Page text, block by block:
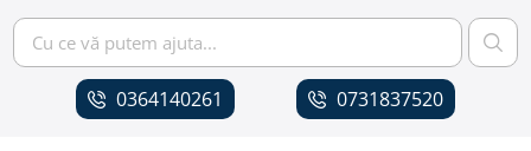
0364140261 0731837520